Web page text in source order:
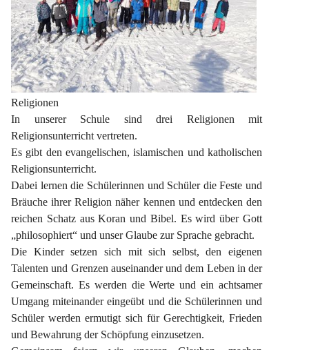
Religionen
In unserer Schule sind drei Religionen mit
Religionsunterricht vertreten.
Es gibt den evangelischen, islamischen und katholischen
Religionsunterricht.
Dabei lernen die Schülerinnen und Schüler die Feste und
Bräuche ihrer Religion näher kennen und entdecken den
reichen Schatz aus Koran und Bibel. Es wird über Gott
„philosophiert“ und unser Glaube zur Sprache gebracht.
Die Kinder setzen sich mit sich selbst, den eigenen
Talenten und Grenzen auseinander und dem Leben in der
Gemeinschaft. Es werden die Werte und ein achtsamer
Umgang miteinander eingeübt und die Schülerinnen und
Schüler werden ermutigt sich für Gerechtigkeit, Frieden
und Bewahrung der Schöpfung einzusetzen.